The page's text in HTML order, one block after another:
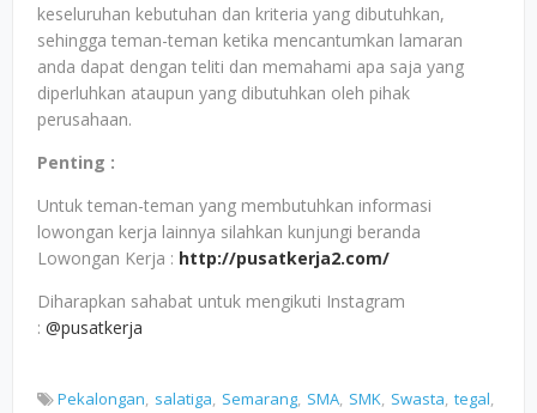
keseluruhan kebutuhan dan kriteria yang dibutuhkan,
sehingga teman-teman ketika mencantumkan lamaran
anda dapat dengan teliti dan memahami apa saja yang
diperluhkan ataupun yang dibutuhkan oleh pihak
perusahaan.
Penting :
Untuk teman-teman yang membutuhkan informasi
lowongan kerja lainnya silahkan kunjungi beranda
Lowongan Kerja : http://pusatkerja2.com/
Diharapkan sahabat untuk mengikuti Instagram
: @pusatkerja
Pekalongan salatiga Semarang SMA SMK Swasta tegal